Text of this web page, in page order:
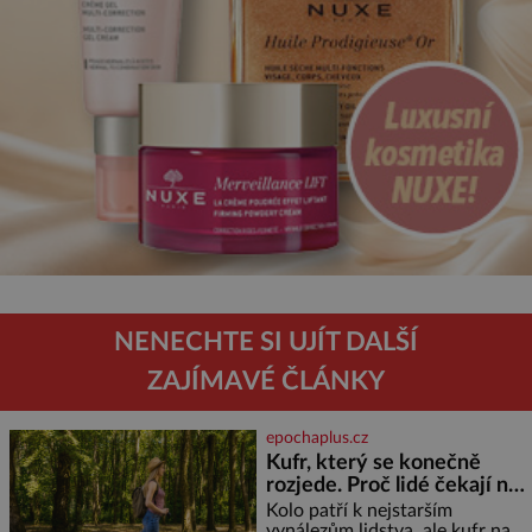
NENECHTE SI UJÍT DALŠÍ
ZAJÍMAVÉ ČLÁNKY
epochaplus.cz
Kufr, který se konečně
rozjede. Proč lidé čekají na
kolečka téměř pět tisíc let?
Kolo patří k nejstarším